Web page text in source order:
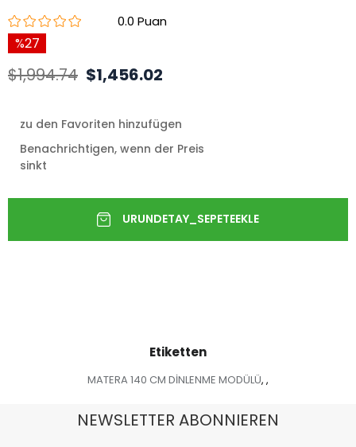
0.0
27
$1,994.74 $1,456.02
zu den Favoriten hinzufügen
Benachrichtigen, wenn der Preis
sinkt
Etiketten
MATERA 140 CM DİNLENME MODÜLÜ, ,
NEWSLETTER ABONNIEREN